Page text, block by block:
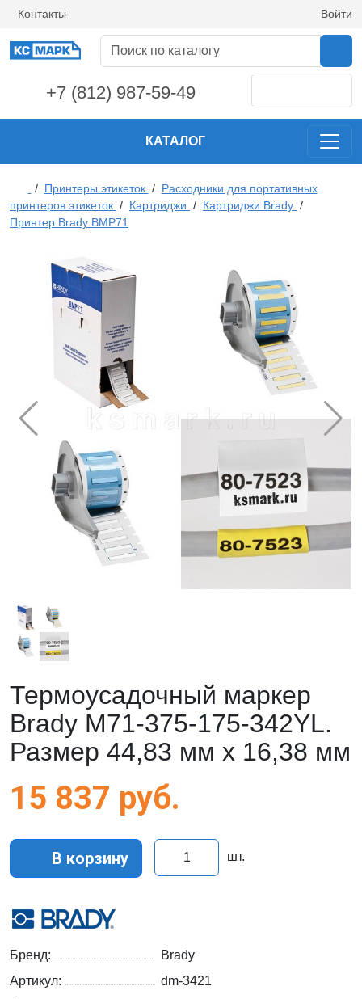
Контакты Войти
+7 (812) 987-59-49
КАТАЛОГ
/ Принтеры этикеток / Расходники для портативных
принтеров этикеток / Картриджи / Картриджи Brady /
Принтер Brady BMP71
Термоусадочный маркер
Brady M71-375-175-342YL.
Размер 44,83 мм х 16,38 мм
15 837 руб.
В корзину шт.
Бренд:
Brady
Артикул:
dm-3421